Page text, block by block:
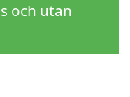
och utan